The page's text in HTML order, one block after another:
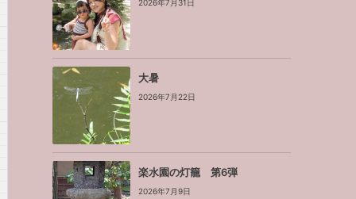
2026年7月31日
大暑
2026年7月22日
楽水園の灯籠 第6弾
2026年7月9日